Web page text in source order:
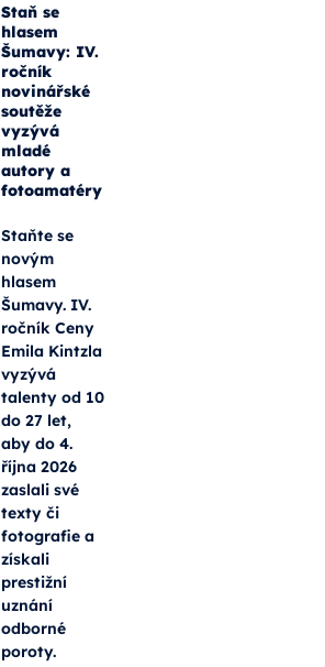
Staň se
hlasem
Šumavy: IV.
ročník
novinářské
soutěže
vyzývá
mladé
autory a
fotoamatéry
Staňte se
novým
hlasem
Šumavy. IV.
ročník Ceny
Emila Kintzla
vyzývá
talenty od 10
do 27 let,
aby do 4.
října 2026
zaslali své
texty či
fotografie a
získali
prestižní
uznání
odborné
poroty.